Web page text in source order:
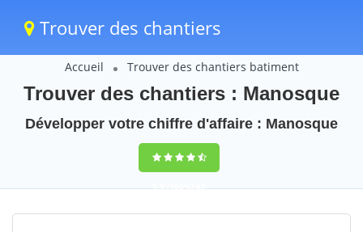
Trouver des chantiers
Accueil Trouver des chantiers batiment
Trouver des chantiers : Manosque
Développer votre chiffre d'affaire : Manosque
9,5(100%)62
votes